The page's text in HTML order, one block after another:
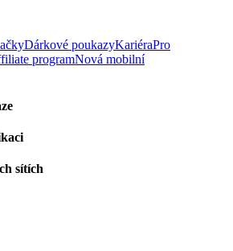
Dárkové poukazyKariéraPro
programNová mobilní
sítích